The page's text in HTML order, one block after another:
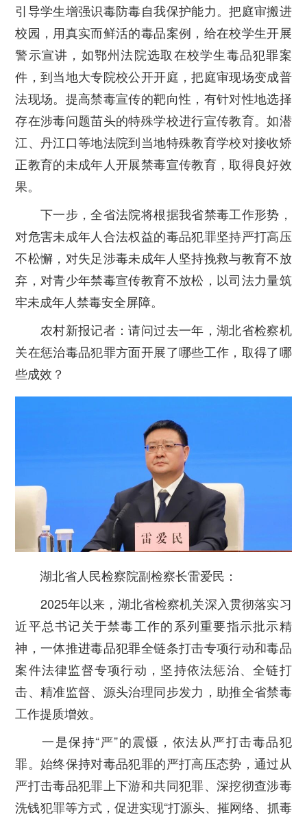
引导学生增强识毒防毒自我保护能力。把庭审搬进
校园，用真实而鲜活的毒品案例，给在校学生开展
警示宣讲，如鄂州法院选取在校学生毒品犯罪案
件，到当地大专院校公开开庭，把庭审现场变成普
法现场。提高禁毒宣传的靶向性，有针对性地选择
存在涉毒问题苗头的特殊学校进行宣传教育。如潜
江、丹江口等地法院到当地特殊教育学校对接收矫
正教育的未成年人开展禁毒宣传教育，取得良好效
果。
下一步，全省法院将根据我省禁毒工作形势，
对危害未成年人合法权益的毒品犯罪坚持严打高压
不松懈，对失足涉毒未成年人坚持挽救与教育不放
弃，对青少年禁毒宣传教育不放松，以司法力量筑
牢未成年人禁毒安全屏障。
农村新报记者：请问过去一年，湖北省检察机
关在惩治毒品犯罪方面开展了哪些工作，取得了哪
些成效？
湖北省人民检察院副检察长雷爱民：
2025年以来，湖北省检察机关深入贯彻落实习
近平总书记关于禁毒工作的系列重要指示批示精
神，一体推进毒品犯罪全链条打击专项行动和毒品
案件法律监督专项行动，坚持依法惩治、全链打
击、精准监督、源头治理同步发力，助推全省禁毒
工作提质增效。
一是保持“严”的震慑，依法从严打击毒品犯
罪。始终保持对毒品犯罪的严打高压态势，通过从
严打击毒品犯罪上下游和共同犯罪、深挖彻查涉毒
洗钱犯罪等方式，促进实现“打源头、摧网络、抓毒